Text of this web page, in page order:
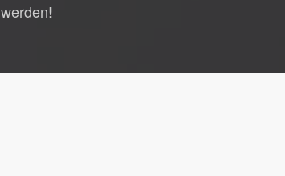
werden!